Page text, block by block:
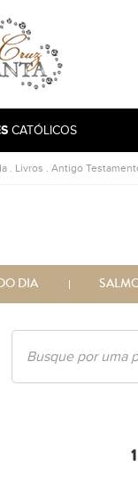
CATÓLICOS
. Livros . Antigo
DIA